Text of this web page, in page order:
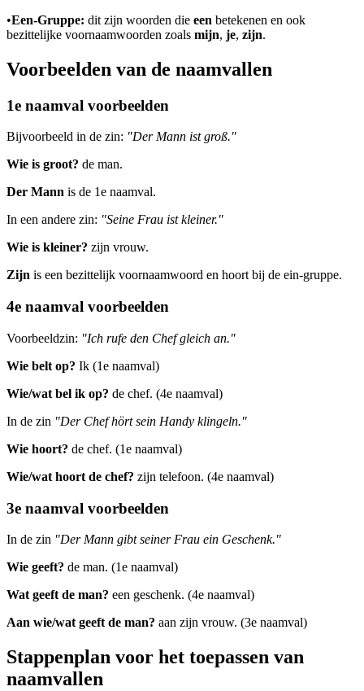
•Een-Gruppe: dit zijn woorden die een betekenen en ook
bezittelijke voornaamwoorden zoals mijn, je, zijn.
Voorbeelden van de naamvallen
1e naamval voorbeelden
Bijvoorbeeld in de zin: "Der Mann ist groß."
Wie is groot? de man.
Der Mann is de 1e naamval.
In een andere zin: "Seine Frau ist kleiner."
Wie is kleiner? zijn vrouw.
Zijn is een bezittelijk voornaamwoord en hoort bij de ein-gruppe.
4e naamval voorbeelden
Voorbeeldzin: "Ich rufe den Chef gleich an."
Wie belt op? Ik (1e naamval)
Wie/wat bel ik op? de chef. (4e naamval)
In de zin "Der Chef hört sein Handy klingeln."
Wie hoort? de chef. (1e naamval)
Wie/wat hoort de chef? zijn telefoon. (4e naamval)
3e naamval voorbeelden
In de zin "Der Mann gibt seiner Frau ein Geschenk."
Wie geeft? de man. (1e naamval)
Wat geeft de man? een geschenk. (4e naamval)
Aan wie/wat geeft de man? aan zijn vrouw. (3e naamval)
Stappenplan voor het toepassen van
naamvallen